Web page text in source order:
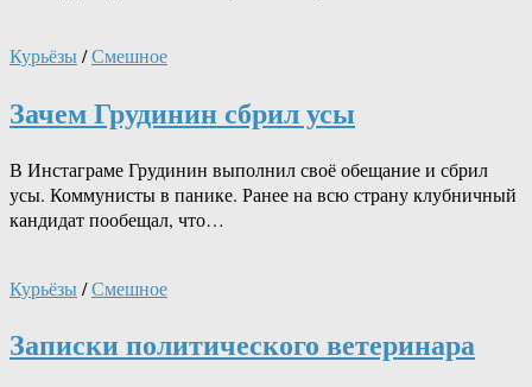
Курьёзы/Смешное
Зачем Грудинин сбрил усы
В Инстаграме Грудинин выполнил своё обещание и сбрил
усы. Коммунисты в панике. Ранее на всю страну клубничный
кандидат пообещал, что…
Курьёзы/Смешное
Записки политического ветеринара